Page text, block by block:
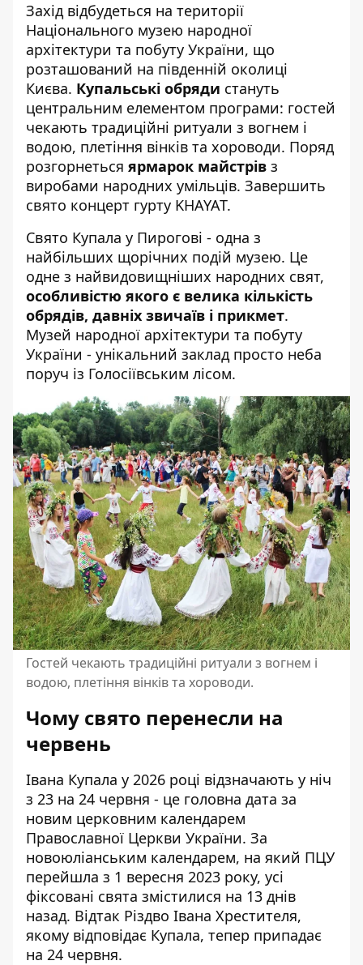
Захід відбудеться на території
Національного музею народної
архітектури та побуту України, що
розташований на південній околиці
Києва. Купальські обряди стануть
центральним елементом програми: гостей
чекають традиційні ритуали з вогнем і
водою, плетіння вінків та хороводи. Поряд
розгорнеться ярмарок майстрів з
виробами народних умільців. Завершить
свято концерт гурту KHAYAT.
Свято Купала у Пирогові - одна з
найбільших щорічних подій музею. Це
одне з найвидовищніших народних свят,
особливістю якого є велика кількість
обрядів, давніх звичаїв і прикмет.
Музей народної архітектури та побуту
України - унікальний заклад просто неба
поруч із Голосіївським лісом.
Гостей чекають традиційні ритуали з вогнем і
водою, плетіння вінків та хороводи.
Чому свято перенесли на
червень
Івана Купала у 2026 році відзначають у ніч
з 23 на 24 червня - це головна дата за
новим церковним календарем
Православної Церкви України. За
новоюліанським календарем, на який ПЦУ
перейшла з 1 вересня 2023 року, усі
фіксовані свята змістилися на 13 днів
назад. Відтак Різдво Івана Хрестителя,
якому відповідає Купала, тепер припадає
на 24 червня.